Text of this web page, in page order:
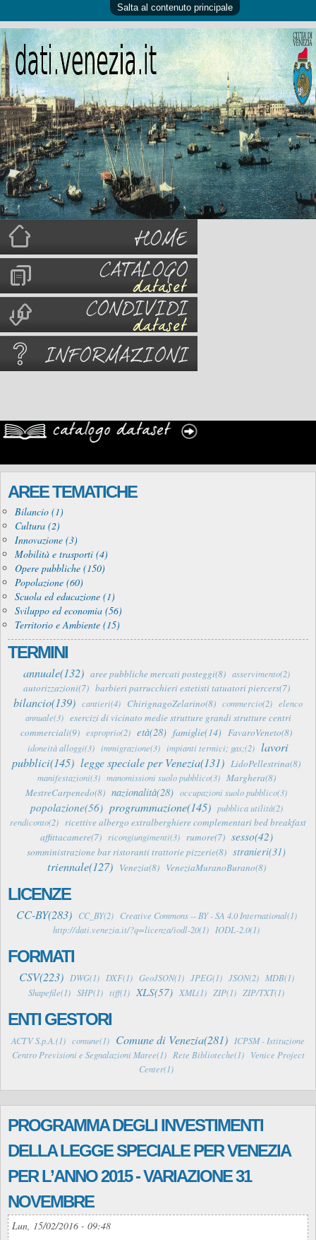
Salta al contenuto principale
AREE TEMATICHE
Bilancio (1)
Cultura (2)
Innovazione (3)
Mobilità e trasporti (4)
Opere pubbliche (150)
Popolazione (60)
Scuola ed educazione (1)
Sviluppo ed economia (56)
Territorio e Ambiente (15)
TERMINI
annuale(132) aree pubbliche mercati posteggi(8) asservimento(2)
autorizzazioni(7) barbieri parrucchieri estetisti tatuatori piercers(7)
bilancio(139) cantieri(4) ChirignagoZelarino(8) commercio(2) elenco
annuale(3) esercizi di vicinato medie strutture grandi strutture centri
commerciali(9) esproprio(2) età(28) famiglie(14) FavaroVeneto(8)
idoneità alloggi(3) immigrazione(3) impianti termici; gas;(2) lavori
pubblici(145) legge speciale per Venezia(131) LidoPellestrina(8)
manifestazioni(3) manomissioni suolo pubblico(3) Marghera(8)
MestreCarpenedo(8) nazionalità(28) occupazioni suolo pubblico(3)
popolazione(56) programmazione(145) pubblica utilità(2)
rendiconto(2) ricettive albergo extralberghiere complementari bed breakfast
affittacamere(7)
ricongiungimenti(3) rumore(7) sesso(42)
somministrazione bar ristoranti trattorie pizzerie(8) stranieri(31)
triennale(127) Venezia(8) VeneziaMuranoBurano(8)
LICENZE
CC-BY(283) CC_BY(2)
Creative Commons -- BY - SA 4.0 International(1)
http://dati.venezia.it/?q=licenza/iodl-20(1)
IODL-2.0(1)
FORMATI
CSV(223) DWG(1) DXF(1) GeoJSON(1) JPEG(1) JSON(2)
MDB(1)
Shapefile(1) SHP(1) tiff(1) XLS(57) XML(1) ZIP(1) ZIP/TXT(1)
ENTI GESTORI
ACTV S.p.A.(1) comune(1) Comune di Venezia(281)
ICPSM - Istituzione
Centro Previsioni e Segnalazioni Maree(1)
Rete Biblioteche(1)
Venice Project
Center(1)
PROGRAMMA DEGLI INVESTIMENTI
DELLA LEGGE SPECIALE PER VENEZIA
PER L’ANNO 2015 - VARIAZIONE 31
NOVEMBRE
Lun, 15/02/2016 - 09:48